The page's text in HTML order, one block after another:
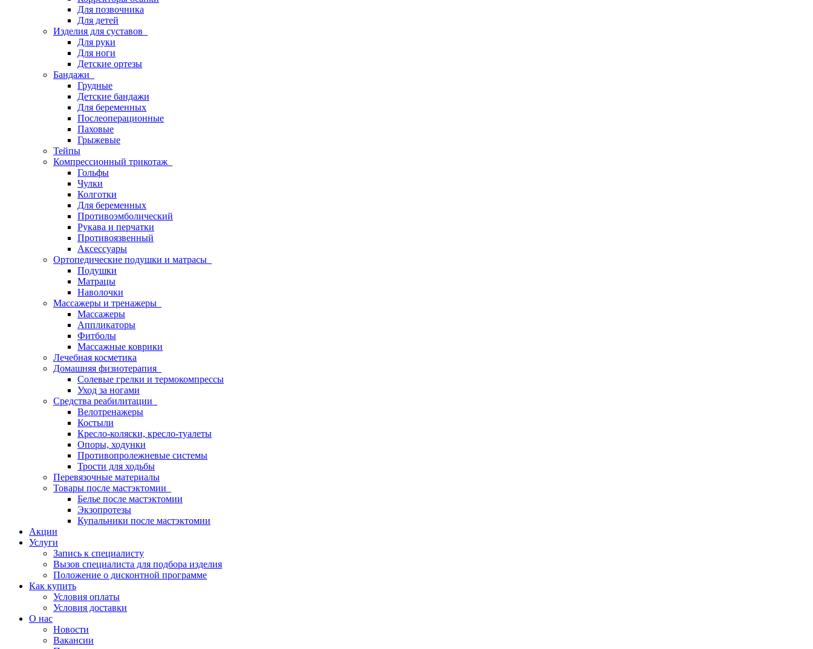
Для позвочника
Для детей
Изделия для суставов
Для руки
Для ноги
Детские ортезы
Бандажи
Грудные
Детские бандажи
Для беременных
Послеоперационные
Паховые
Грыжевые
Тейпы
Компрессионный трикотаж
Гольфы
Чулки
Колготки
Для беременных
Противоэмболический
Рукава и перчатки
Противоязвенный
Аксессуары
Ортопедические подушки и матрасы
Подушки
Матрацы
Наволочки
Массажеры и тренажеры
Массажеры
Аппликаторы
Фитболы
Массажные коврики
Лечебная косметика
Домашняя физиотерапия
Солевые грелки и термокомпрессы
Уход за ногами
Средства реабилитации
Велотренажеры
Костыли
Кресло-коляски, кресло-туалеты
Опоры, ходунки
Противопролежневые системы
Трости для ходьбы
Перевязочные материалы
Товары после мастэктомии
Белье после мастэктомии
Экзопротезы
Купальники после мастэктомии
Акции
Услуги
Запись к специалисту
Вызов специалиста для подбора изделия
Положение о дисконтной программе
Как купить
Условия оплаты
Условия доставки
О нас
Новости
Вакансии